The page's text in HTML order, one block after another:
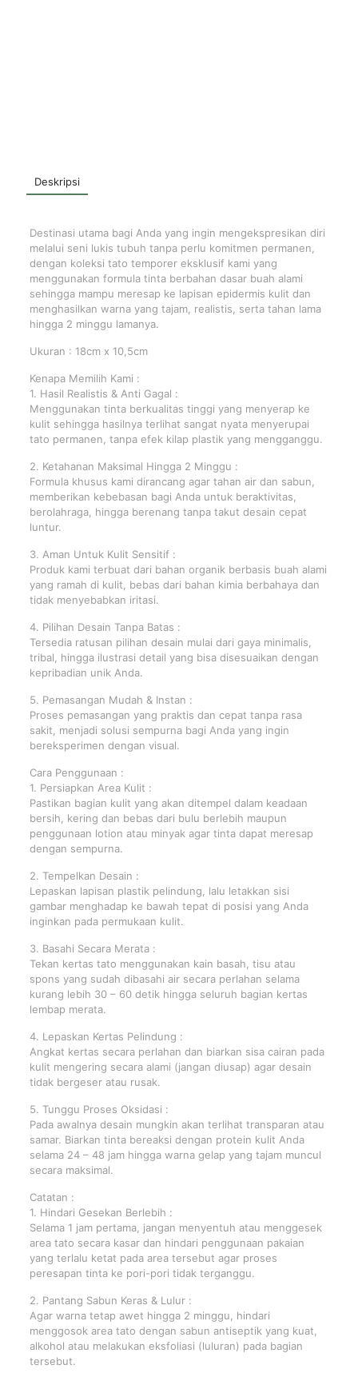
Deskripsi
Destinasi utama bagi Anda yang ingin mengekspresikan diri
melalui seni lukis tubuh tanpa perlu komitmen permanen,
dengan koleksi tato temporer eksklusif kami yang
menggunakan formula tinta berbahan dasar buah alami
sehingga mampu meresap ke lapisan epidermis kulit dan
menghasilkan warna yang tajam, realistis, serta tahan lama
hingga 2 minggu lamanya.
Ukuran : 18cm x 10,5cm
Kenapa Memilih Kami :
1. Hasil Realistis & Anti Gagal :
Menggunakan tinta berkualitas tinggi yang menyerap ke
kulit sehingga hasilnya terlihat sangat nyata menyerupai
tato permanen, tanpa efek kilap plastik yang mengganggu.
2. Ketahanan Maksimal Hingga 2 Minggu :
Formula khusus kami dirancang agar tahan air dan sabun,
memberikan kebebasan bagi Anda untuk beraktivitas,
berolahraga, hingga berenang tanpa takut desain cepat
luntur.
3. Aman Untuk Kulit Sensitif :
Produk kami terbuat dari bahan organik berbasis buah alami
yang ramah di kulit, bebas dari bahan kimia berbahaya dan
tidak menyebabkan iritasi.
4. Pilihan Desain Tanpa Batas :
Tersedia ratusan pilihan desain mulai dari gaya minimalis,
tribal, hingga ilustrasi detail yang bisa disesuaikan dengan
kepribadian unik Anda.
5. Pemasangan Mudah & Instan :
Proses pemasangan yang praktis dan cepat tanpa rasa
sakit, menjadi solusi sempurna bagi Anda yang ingin
bereksperimen dengan visual.
Cara Penggunaan :
1. Persiapkan Area Kulit :
Pastikan bagian kulit yang akan ditempel dalam keadaan
bersih, kering dan bebas dari bulu berlebih maupun
penggunaan lotion atau minyak agar tinta dapat meresap
dengan sempurna.
2. Tempelkan Desain :
Lepaskan lapisan plastik pelindung, lalu letakkan sisi
gambar menghadap ke bawah tepat di posisi yang Anda
inginkan pada permukaan kulit.
3. Basahi Secara Merata :
Tekan kertas tato menggunakan kain basah, tisu atau
spons yang sudah dibasahi air secara perlahan selama
kurang lebih 30 – 60 detik hingga seluruh bagian kertas
lembap merata.
4. Lepaskan Kertas Pelindung :
Angkat kertas secara perlahan dan biarkan sisa cairan pada
kulit mengering secara alami (jangan diusap) agar desain
tidak bergeser atau rusak.
5. Tunggu Proses Oksidasi :
Pada awalnya desain mungkin akan terlihat transparan atau
samar. Biarkan tinta bereaksi dengan protein kulit Anda
selama 24 – 48 jam hingga warna gelap yang tajam muncul
secara maksimal.
Catatan :
1. Hindari Gesekan Berlebih :
Selama 1 jam pertama, jangan menyentuh atau menggesek
area tato secara kasar dan hindari penggunaan pakaian
yang terlalu ketat pada area tersebut agar proses
peresapan tinta ke pori-pori tidak terganggu.
2. Pantang Sabun Keras & Lulur :
Agar warna tetap awet hingga 2 minggu, hindari
menggosok area tato dengan sabun antiseptik yang kuat,
alkohol atau melakukan eksfoliasi (luluran) pada bagian
tersebut.